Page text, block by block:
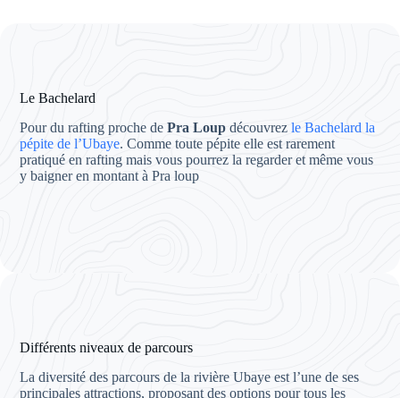
Le Bachelard
Pour du rafting proche dePra Loup découvrezle Bachelard la
pépite de l’Ubaye. Comme toute pépite elle est rarement
pratiqué en rafting mais vous pourrez la regarder et même vous
y baigner en montant à Pra loup
Différents niveaux de parcours
La diversité des parcours de la rivière Ubaye est l’une de ses
principales attractions, proposant des options pour tous les